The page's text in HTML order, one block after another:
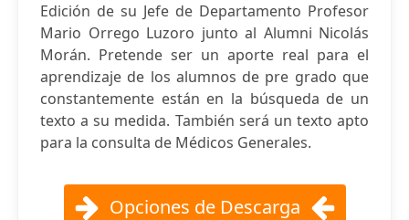
Edición de su Jefe de Departamento Profesor
Mario Orrego Luzoro junto al Alumni Nicolás
Morán. Pretende ser un aporte real para el
aprendizaje de los alumnos de pre grado que
constantemente están en la búsqueda de un
texto a su medida. También será un texto apto
para la consulta de Médicos Generales.
Opciones de Descarga